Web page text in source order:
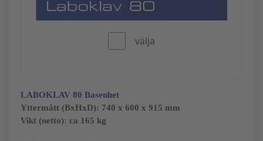
välja
LABOKLAV 80 Basenhet
Yttermått (BxHxD): 740 x 600 x 915 mm
Vikt (netto): ca 165 kg